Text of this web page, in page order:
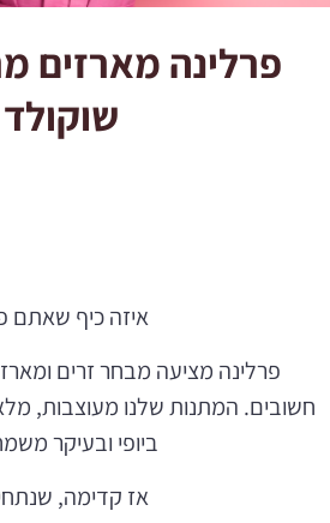
פרלינה מארזים
שוקולד
איזה כיף שאתם
פרלינה מציעה מבחר זרים
חשובים. המתנות שלנו מעוצבות,
ביופי ובעיקר
אז קדימה,